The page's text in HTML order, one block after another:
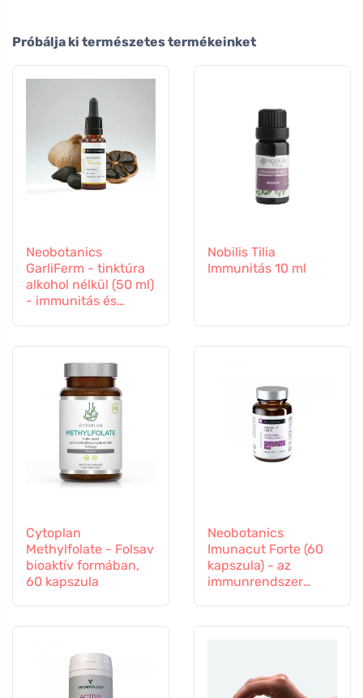
Próbálja ki természetes termékeinket
Neobotanics
GarliFerm - tinktúra
alkohol nélkül (50 ml)
- immunitás és
Nobilis Tilia
Immunitás 10 ml
Cytoplan
Methylfolate - Folsav
bioaktív formában,
60 kapszula
Neobotanics
Imunacut Forte (60
kapszula) - az
immunrendszer